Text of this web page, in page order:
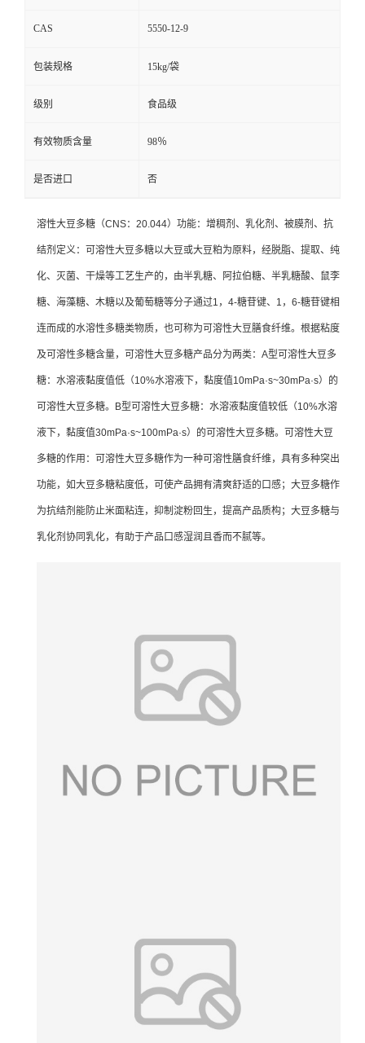
CAS 5550-12-9
包装规格 15kg/袋
级别 食品级
有效物质含量 98％
是否进口 否
溶性大豆多糖（CNS：20.044）功能：增稠剂、乳化剂、被膜剂、抗
结剂定义：可溶性大豆多糖以大豆或大豆粕为原料，经脱脂、提取、纯
化、灭菌、干燥等工艺生产的，由半乳糖、阿拉伯糖、半乳糖酸、鼠李
糖、海藻糖、木糖以及葡萄糖等分子通过1，4-糖苷键、1，6-糖苷键相
连而成的水溶性多糖类物质，也可称为可溶性大豆膳食纤维。根据粘度
及可溶性多糖含量，可溶性大豆多糖产品分为两类：A型可溶性大豆多
糖：水溶液黏度值低（10%水溶液下，黏度值10mPa·s~30mPa·s）的
可溶性大豆多糖。B型可溶性大豆多糖：水溶液黏度值较低（10%水溶
液下，黏度值30mPa·s~100mPa·s）的可溶性大豆多糖。可溶性大豆
多糖的作用：可溶性大豆多糖作为一种可溶性膳食纤维，具有多种突出
功能，如大豆多糖粘度低，可使产品拥有清爽舒适的口感；大豆多糖作
为抗结剂能防止米面粘连，抑制淀粉回生，提高产品质构；大豆多糖与
乳化剂协同乳化，有助于产品口感湿润且香而不腻等。